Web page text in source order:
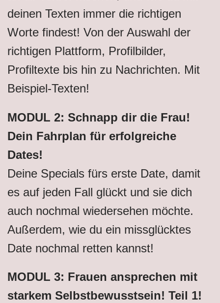
deinen Texten immer die richtigen
Worte findest! Von der Auswahl der
richtigen Plattform, Profilbilder,
Profiltexte bis hin zu Nachrichten. Mit
Beispiel-Texten!
MODUL 2: Schnapp dir die Frau!
Dein Fahrplan für erfolgreiche
Dates!
Deine Specials fürs erste Date, damit
es auf jeden Fall glückt und sie dich
auch nochmal wiedersehen möchte.
Außerdem, wie du ein missglücktes
Date nochmal retten kannst!
MODUL 3: Frauen ansprechen mit
starkem Selbstbewusstsein! Teil 1!